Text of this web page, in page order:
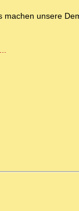
unsere